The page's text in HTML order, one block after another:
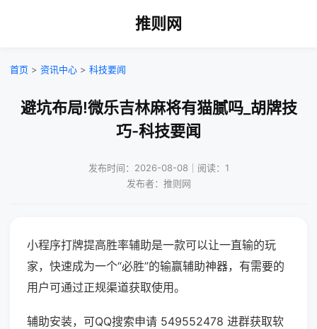
推则网
首页 > 资讯中心 > 科技要闻
避坑布局!微乐吉林麻将有猫腻吗_胡牌技
巧-科技要闻
发布时间：2026-08-08｜阅读：1
发布者：推则网
小程序打牌提高胜率辅助是一款可以让一直输的玩
家，快速成为一个“必胜”的输赢辅助神器，有需要的
用户可通过正规渠道获取使用。
辅助安装，可QQ搜索申请 549552478 进群获取软